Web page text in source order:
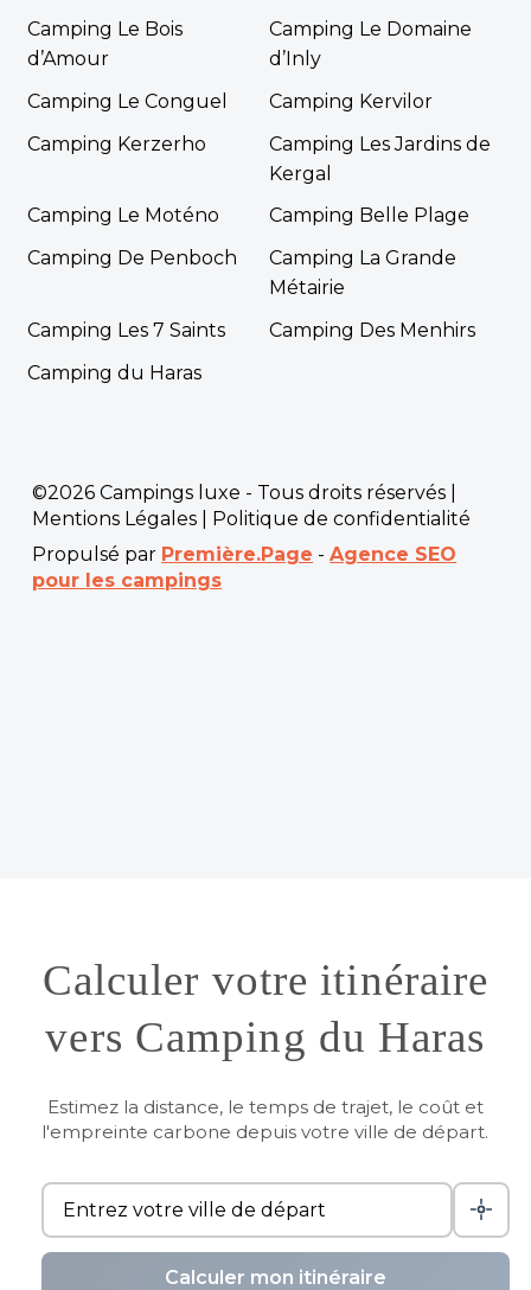
Camping Le Bois
d’Amour
Camping Le Domaine
d’Inly
Camping Le Conguel
Camping Kervilor
Camping Kerzerho
Camping Les Jardins de
Kergal
Camping Le Moténo
Camping Belle Plage
Camping De Penboch
Camping La Grande
Métairie
Camping Les 7 Saints
Camping Des Menhirs
Camping du Haras
©2026 Campings luxe - Tous droits réservés |
Mentions Légales
Politique de confidentialité
Propulsé par Première.Page -Agence SEO
pour les campings
Calculer votre itinéraire
vers Camping du Haras
Estimez la distance, le temps de trajet, le coût et
l'empreinte carbone depuis votre ville de départ.
Calculer mon itinéraire